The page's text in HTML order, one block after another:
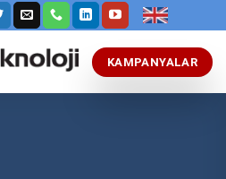
KAMPANYALAR